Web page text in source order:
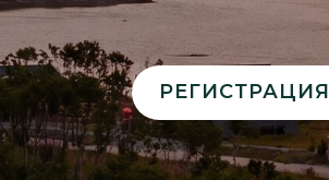
РЕГИСТРАЦИЯ